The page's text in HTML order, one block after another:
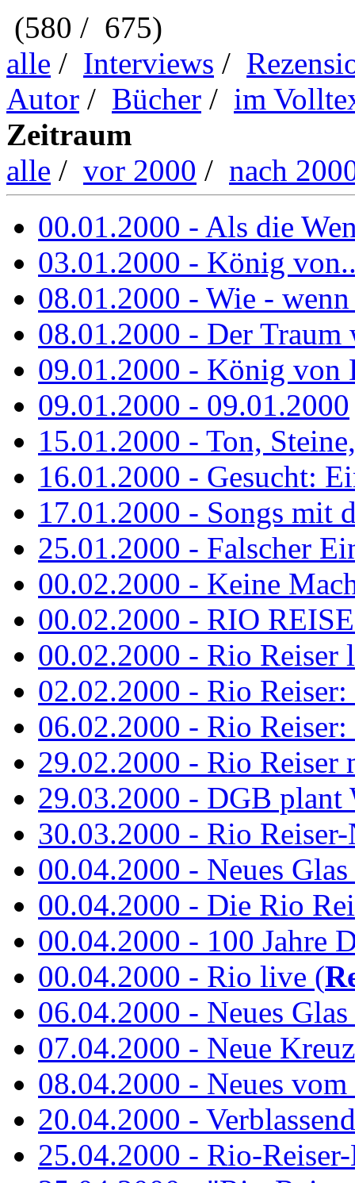
(580 / 675)
alle / Interviews /
Autor / Bücher / im
Zeitraum
alle / vor 2000 / nach
00.01.2000 - Als die
03.01.2000 - König
08.01.2000 - Wie -
08.01.2000 - Der Traum
09.01.2000 - König von
09.01.2000 - 09.01.2000
15.01.2000 - Ton,
16.01.2000 - Gesucht:
17.01.2000 - Songs mit
25.01.2000 - Falscher
00.02.2000 - Keine
00.02.2000 - RIO
00.02.2000 - Rio Reiser
02.02.2000 - Rio
06.02.2000 - Rio
29.02.2000 - Rio Reiser
29.03.2000 - DGB plant
30.03.2000 - Rio
00.04.2000 - Neues
00.04.2000 - Die Rio
00.04.2000 - 100 Jahre
00.04.2000 - Rio live (
06.04.2000 - Neues
07.04.2000 - Neue
08.04.2000 - Neues
20.04.2000 -
25.04.2000 - Rio-